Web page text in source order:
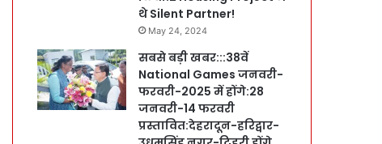
थे Silent Partner!
May 24, 2024
सबसे बड़ी खबर:::38वें
National Games जनवरी-
फरवरी-2025 में होंगे:28
जनवरी-14 फरवरी
प्रस्तावित:देहरादून-हरिद्वार-